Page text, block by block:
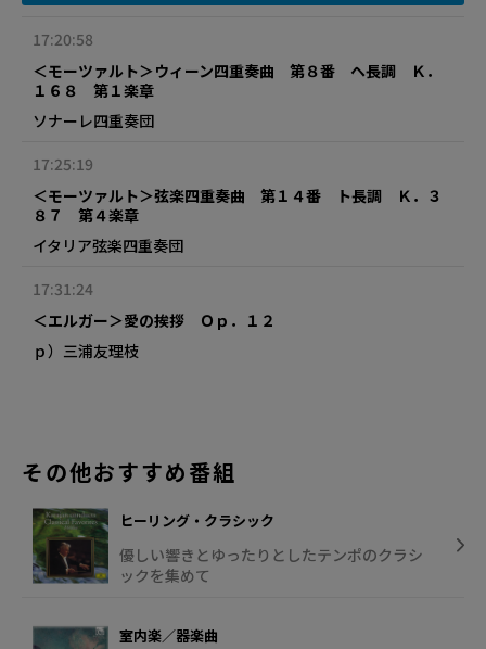
17:20:58
＜モーツァルト＞ウィーン四重奏曲 第８番 ヘ長調 Ｋ．
１６８ 第１楽章
ソナーレ四重奏団
17:25:19
＜モーツァルト＞弦楽四重奏曲 第１４番 ト長調 Ｋ．３
８７ 第４楽章
イタリア弦楽四重奏団
17:31:24
＜エルガー＞愛の挨拶 Ｏｐ．１２
ｐ）三浦友理枝
その他おすすめ番組
ヒーリング・クラシック
優しい響きとゆったりとしたテンポのクラシ
ックを集めて
室内楽／器楽曲